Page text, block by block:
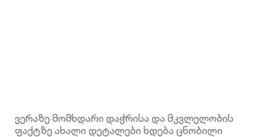
ვერაზე მომხდარი დაჭრისა და მკვლელობის
ფაქტზე ახალი დეტალები ხდება ცნობილი